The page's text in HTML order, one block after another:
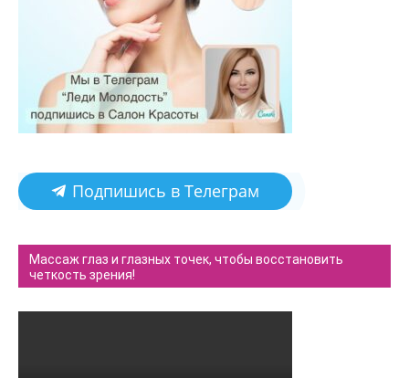
Подпишись в Телеграм
Массаж глаз и глазных точек, чтобы восстановить
четкость зрения!